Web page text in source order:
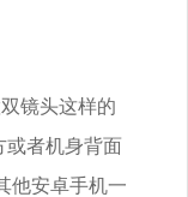
镜头这样的
或者机身背面
他安卓手机一